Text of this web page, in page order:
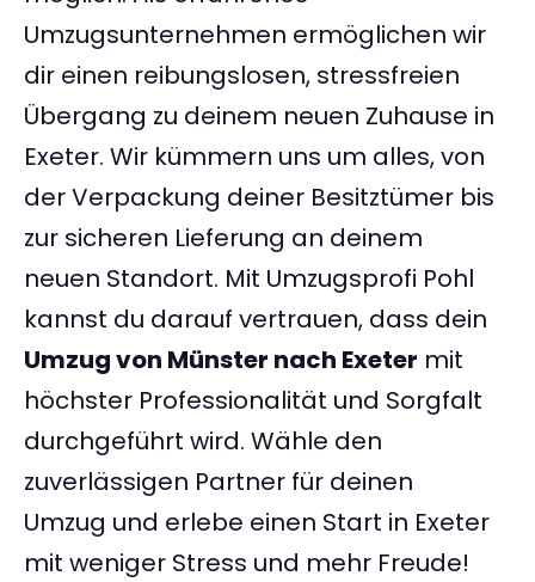
Umzugsunternehmen ermöglichen wir
dir einen reibungslosen, stressfreien
Übergang zu deinem neuen Zuhause in
Exeter. Wir kümmern uns um alles, von
der Verpackung deiner Besitztümer bis
zur sicheren Lieferung an deinem
neuen Standort. Mit Umzugsprofi Pohl
kannst du darauf vertrauen, dass dein
Umzug von Münster nach Exeter mit
höchster Professionalität und Sorgfalt
durchgeführt wird. Wähle den
zuverlässigen Partner für deinen
Umzug und erlebe einen Start in Exeter
mit weniger Stress und mehr Freude!